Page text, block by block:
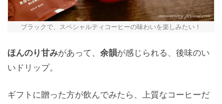
ブラックで、スペシャルティコーヒーの味わいを楽しみたい！
ほんのり甘みがあって、 余韻が感じられる、後味のい
いドリップ。
ギフトに贈った方が飲んでみたら、上質なコーヒーだ